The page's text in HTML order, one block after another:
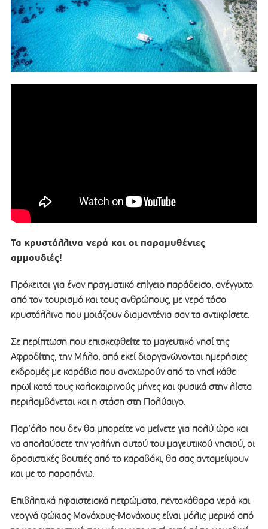
Τα κρυστάλλινα νερά και οι παραμυθένιες
αμμουδιές!
Πρόκειται για έναν πραγματικό επίγειο παράδεισο, ανέγγιχτο
από τον τουρισμό και τους ανθρώπους, με νερά τόσο
κρυστάλλινα που μοιάζουν διαμαντένια σαν τα αντικρίσετε.
Σε περίπτωση που επισκεφθείτε το μαγευτικό νησί της
Αφροδίτης, την Μήλο, από εκεί διοργανώνονται ημερήσιες
εκδρομές με καράβια που αναχωρούν από το νησί κάθε
πρωί κατά τους καλοκαιρινούς μήνες και φυσικά στην λίστα
περιλαμβάνεται και η στάση στη Πολύαιγο.
Παρ’όλο που δεν θα μπορείτε να μείνετε για πολύ ώρα και
να απολαύσετε την γαλήνη αυτού του μαγευτικού νησιού, οι
δροσιστικές βουτιές από το καραβάκι, θα σας ανταμείψουν
και με το παραπάνω.
Επιβλητικά ηφαιστειακά πετρώματα, πεντακάθαρα νερά και
νεογνά φώκιας Μονάχους-Μονάχους είναι μόλις μερικά από